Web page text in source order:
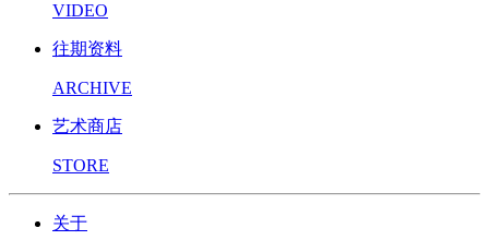
VIDEO
往期资料
ARCHIVE
艺术商店
STORE
关于